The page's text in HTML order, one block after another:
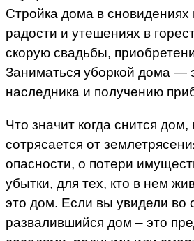
Стройка дома в сновидениях
радости и утешениях в
скорую свадьбы,
Заниматься уборкой дома —
наследника и получению
Что значит когда снится дом,
сотрясается от
опасности, о потери
убытки, для тех, кто в нем
это дом. Если вы увидели во
развалившийся дом – это